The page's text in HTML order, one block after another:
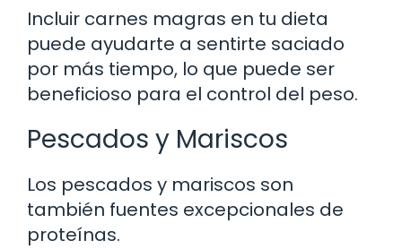
Incluir carnes magras en tu dieta
puede ayudarte a sentirte saciado
por más tiempo, lo que puede ser
beneficioso para el control del peso.
Pescados y Mariscos
Los pescados y mariscos son
también fuentes excepcionales de
proteínas.